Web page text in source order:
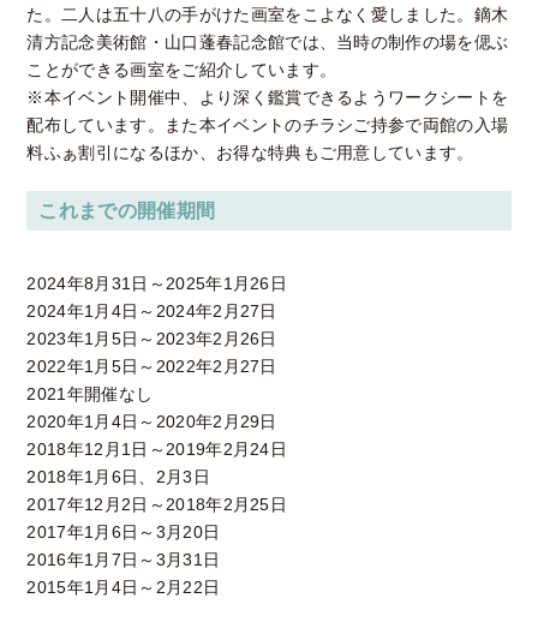
た。二人は五十八の手がけた画室をこよなく愛しました。鏑木
清方記念美術館・山口蓬春記念館では、当時の制作の場を偲ぶ
ことができる画室をご紹介しています。
※本イベント開催中、より深く鑑賞できるようワークシートを
配布しています。また本イベントのチラシご持参で両館の入場
料ふぁ割引になるほか、お得な特典もご用意しています。
これまでの開催期間
2024年8月31日～2025年1月26日
2024年1月4日～2024年2月27日
2023年1月5日～2023年2月26日
2022年1月5日～2022年2月27日
2021年開催なし
2020年1月4日～2020年2月29日
2018年12月1日～2019年2月24日
2018年1月6日、2月3日
2017年12月2日～2018年2月25日
2017年1月6日～3月20日
2016年1月7日～3月31日
2015年1月4日～2月22日